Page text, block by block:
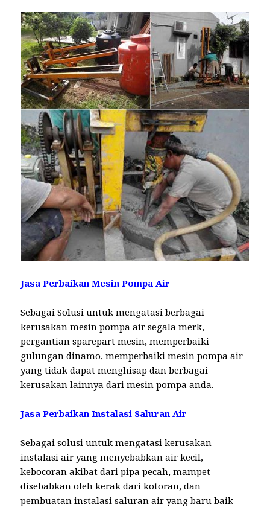
Jasa Perbaikan Mesin Pompa Air
Sebagai Solusi untuk mengatasi berbagai
kerusakan mesin pompa air segala merk,
pergantian sparepart mesin, memperbaiki
gulungan dinamo, memperbaiki mesin pompa air
yang tidak dapat menghisap dan berbagai
kerusakan lainnya dari mesin pompa anda.
Jasa Perbaikan Instalasi Saluran Air
Sebagai solusi untuk mengatasi kerusakan
instalasi air yang menyebabkan air kecil,
kebocoran akibat dari pipa pecah, mampet
disebabkan oleh kerak dari kotoran, dan
pembuatan instalasi saluran air yang baru baik